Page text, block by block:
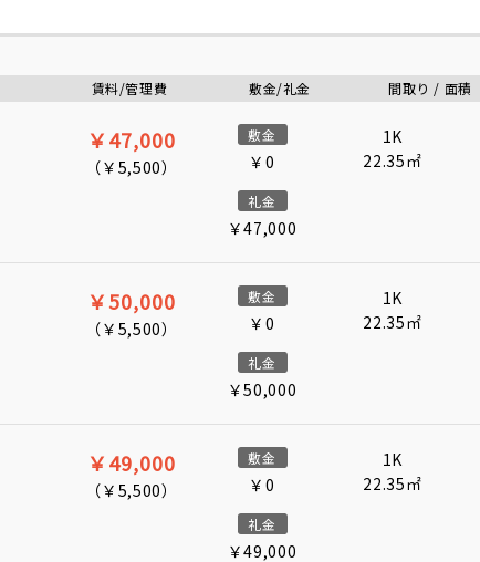
賃料/管理費 敷金/礼金 間取り / 面積
￥47,000
（￥5,500）
敷金
￥0
礼金
￥47,000
1K
22.35㎡
￥50,000
（￥5,500）
敷金
￥0
礼金
￥50,000
1K
22.35㎡
￥49,000
（￥5,500）
敷金
￥0
礼金
￥49,000
1K
22.35㎡